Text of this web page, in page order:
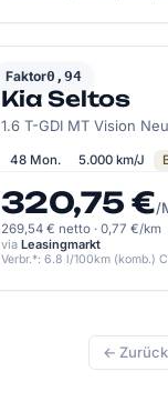
Faktor0,94
KIA
Kia Seltos
1.6 T-GDI MT Vision
48 Mon. 5.000 km/J
320,75 €/
269,54 € netto · 0,77 €/km
via Leasingmarkt
Verbr.*: 6.8 l/100km (komb.)
← Zurück